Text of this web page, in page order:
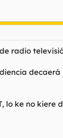
radio
lo ke no